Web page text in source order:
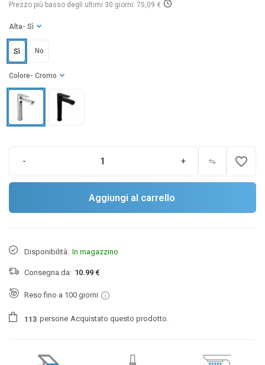
Prezzo più basso degli ultimi 30 giorni: 75,09 €
Colore - Cromo
Alta - Sì
No
Sì
- + favorite_border
Aggiungi al carrello
Disponibilità: In magazzino
Consegna da: 10.99 €
Reso fino a 100 giorni
1 13 persone Acquistato questo prodotto.